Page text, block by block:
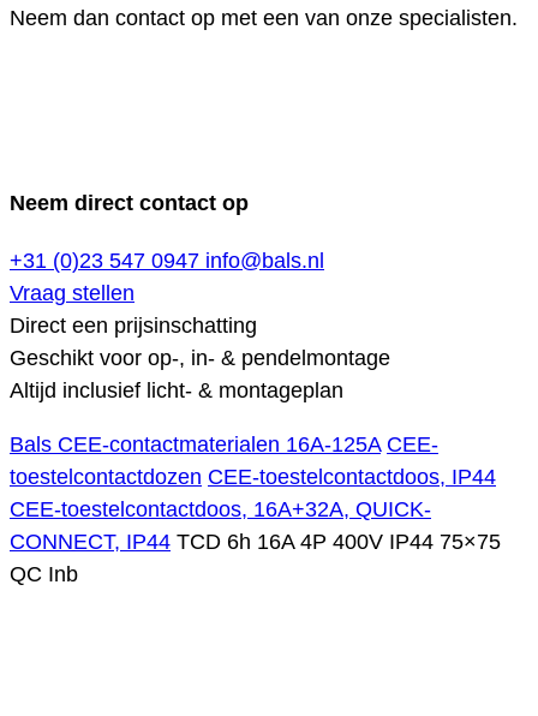
Neem dan contact op met een van onze specialisten.
Neem direct contact op
+31 (0)23 547 0947 info@bals.nl
Vraag stellen
Direct een prijsinschatting
Geschikt voor op-, in- & pendelmontage
Altijd inclusief licht- & montageplan
Bals CEE-contactmaterialen 16A-125A CEE-
toestelcontactdozen CEE-toestelcontactdoos, IP44
CEE-toestelcontactdoos, 16A+32A, QUICK-
CONNECT, IP44 TCD 6h 16A 4P 400V IP44 75×75
QC Inb